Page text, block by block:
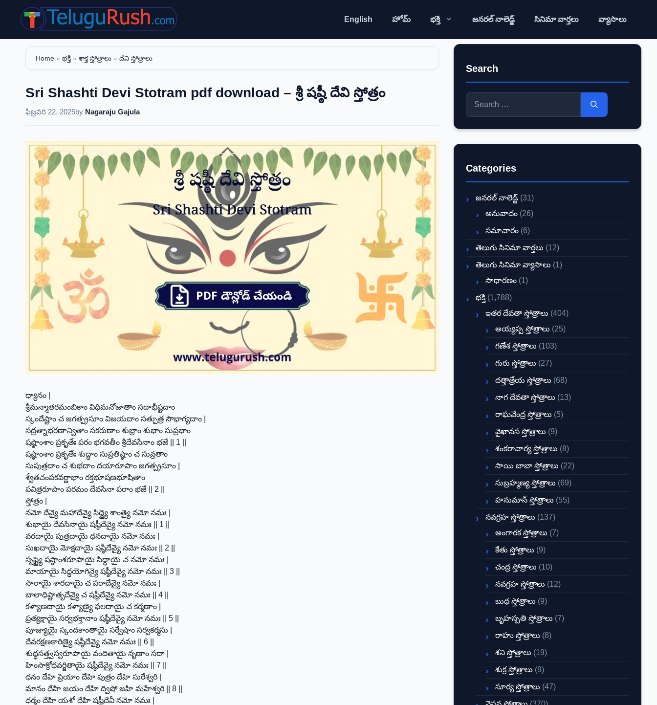
content
English హోమ్ భక్తి జనరల్ నాలెడ్జ్ సినిమా వార్తలు వ్యాసాలు
Home » భక్తి » శాక్త స్తోత్రాలు » దేవి స్తోత్రాలు
Sri Shashti Devi Stotram pdf download – శ్రీ షష్ఠీ దేవి స్తోత్రం
ఫిబ్రవరి 22, 2025by Nagaraju Gajula
ధ్యానం |
శ్రీమన్మాతరమంబికాం విధిమనోజాతాం సదాభీష్టదాం
స్కందేష్టాం చ జగత్ప్రసూం విజయదాం సత్పుత్ర సౌభాగ్యదాం |
సద్రత్నాభరణాన్వితాం సకరుణాం శుభ్రాం శుభాం సుప్రభాం
షష్ఠాంశాం ప్రకృతేః పరం భగవతీం శ్రీదేవసేనాం భజే || 1 ||
షష్ఠాంశాం ప్రకృతేః శుద్ధాం సుప్రతిష్ఠాం చ సువ్రతాం
సుపుత్రదాం చ శుభదాం దయారూపాం జగత్ప్రసూం |
శ్వేతచంపకవర్ణాభాం రక్తభూషణభూషితాం
పవిత్రరూపాం పరమం దేవసేనా పరాం భజే || 2 ||
స్తోత్రం |
నమో దేవ్యై మహాదేవ్యై సిద్ధ్యై శాంత్యై నమో నమః |
శుభాయై దేవసేనాయై షష్ఠీదేవ్యై నమో నమః || 1 ||
వరదాయై పుత్రదాయై ధనదాయై నమో నమః |
సుఖదాయై మోక్షదాయై షష్ఠీదేవ్యై నమో నమః || 2 ||
సృష్ట్యై షష్ఠాంశరూపాయై సిద్ధాయై చ నమో నమః |
మాయాయై సిద్ధయోగిన్యై షష్ఠీదేవ్యై నమో నమః || 3 ||
సారాయై శారదాయై చ పరాదేవ్యై నమో నమః |
బాలాధిష్టాతృదేవ్యై చ షష్ఠీదేవ్యై నమో నమః || 4 ||
కళ్యాణదాయై కళ్యాణ్యై ఫలదాయై చ కర్మణాం |
ప్రత్యక్షాయై సర్వభక్తానాం షష్ఠీదేవ్యై నమో నమః || 5 ||
పూజ్యాయై స్కందకాంతాయై సర్వేషాం సర్వకర్మసు |
దేవరక్షణకారిణ్యై షష్ఠీదేవ్యై నమో నమః || 6 ||
శుద్ధసత్త్వస్వరూపాయై వందితాయై నృణాం సదా |
హింసాక్రోధవర్జితాయై షష్ఠీదేవ్యై నమో నమః || 7 ||
ధనం దేహి ప్రియాం దేహి పుత్రం దేహి సురేశ్వరి |
మానం దేహి జయం దేహి ద్విషో జహి మహేశ్వరి || 8 ||
ధర్మం దేహి యశో దేహి షష్ఠీదేవీ నమో నమః |
Search
Search
for:
Categories
జనరల్ నాలెడ్జ్ (31)
అనువాదం (26)
సమాచారం (6)
తెలుగు సినిమా వార్తలు (12)
తెలుగు సినిమా వ్యాసాలు (1)
సాధారణం (1)
భక్తి (1,788)
ఇతర దేవతా స్తోత్రాలు (404)
అయ్యప్ప స్తోత్రాలు (25)
గణేశ స్తోత్రాలు (103)
గురు స్తోత్రాలు (27)
దత్తాత్రేయ స్తోత్రాలు (68)
నాగ దేవతా స్తోత్రాలు (13)
రాఘవేంద్ర స్తోత్రాలు (5)
వైఖానస స్తోత్రాలు (9)
శంకరాచార్య స్తోత్రాలు (8)
సాయి బాబా స్తోత్రాలు (22)
సుబ్రహ్మణ్య స్తోత్రాలు (69)
హనుమాన్ స్తోత్రాలు (55)
నవగ్రహ స్తోత్రాలు (137)
అంగారక స్తోత్రాలు (7)
కేతు స్తోత్రాలు (9)
చంద్ర స్తోత్రాలు (10)
నవగ్రహ స్తోత్రాలు (12)
బుధ స్తోత్రాలు (9)
బృహస్పతి స్తోత్రాలు (7)
రాహు స్తోత్రాలు (8)
శని స్తోత్రాలు (19)
శుక్ర స్తోత్రాలు (9)
సూర్య స్తోత్రాలు (47)